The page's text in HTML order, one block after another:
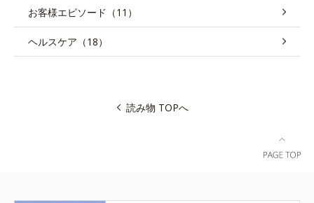
お客様エピソード（11）
ヘルスケア（18）
読み物 TOPへ